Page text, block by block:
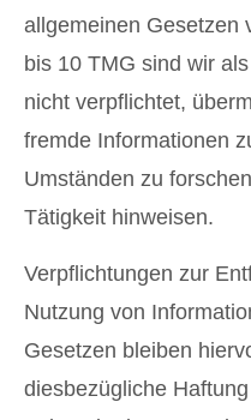
allgemeinen Gesetzen
bis 10 TMG sind wir
nicht verpflichtet,
fremde Informationen
Umständen zu
Tätigkeit hinweisen.
Verpflichtungen zur
Nutzung von
Gesetzen bleiben
diesbezügliche